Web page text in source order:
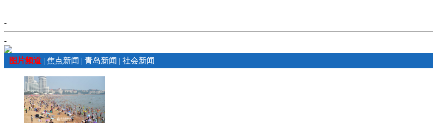
-
-
图片频道 | 焦点新闻 | 青岛新闻 | 社会新闻
图片新闻